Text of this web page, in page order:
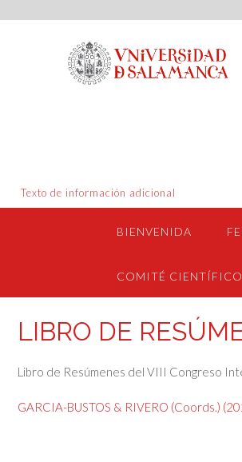
Texto de información adicional
BIENVENIDA
COMITÉ CIENTÍFICO
LIBRO DE
Libro de Resúmenes del VIII Congreso
GARCIA-BUSTOS & RIVERO (Coords.)